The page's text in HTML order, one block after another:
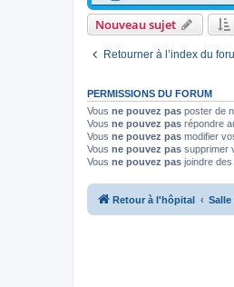
Nouveau sujet
Retourner à l’index du
PERMISSIONS DU FORUM
Vous ne pouvez pas poster de
Vous ne pouvez pas répondre
Vous ne pouvez pas modifier
Vous ne pouvez pas supprimer
Vous ne pouvez pas joindre
Retour à l'hôpital Salle